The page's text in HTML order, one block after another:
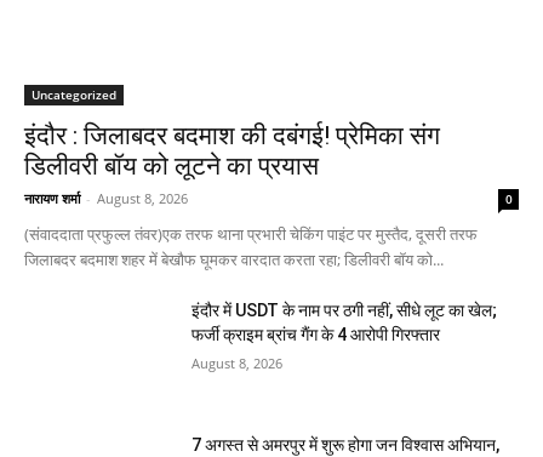
Uncategorized
इंदौर : जिलाबदर बदमाश की दबंगई! प्रेमिका संग
डिलीवरी बॉय को लूटने का प्रयास
नारायण शर्मा - August 8, 2026 0
(संवाददाता प्रफुल्ल तंवर)एक तरफ थाना प्रभारी चेकिंग पाइंट पर मुस्तैद, दूसरी तरफ
जिलाबदर बदमाश शहर में बेखौफ घूमकर वारदात करता रहा; डिलीवरी बॉय को...
इंदौर में USDT के नाम पर ठगी नहीं, सीधे लूट का खेल;
फर्जी क्राइम ब्रांच गैंग के 4 आरोपी गिरफ्तार
August 8, 2026
7 अगस्त से अमरपुर में शुरू होगा जन विश्वास अभियान,